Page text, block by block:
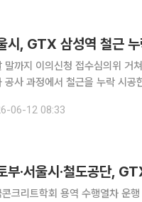
시, GTX 삼성역 철근
지 이의신청 접수심의위 거쳐 최종 확정 서울시가 수도권광역
공사 과정에서 철근을 누락 시
정 사실을 통보했다. 이달 말까
06-12 08:33
부·서울시·철도공단,
크리트학회 용역 수행열차 운행 병행 가능성